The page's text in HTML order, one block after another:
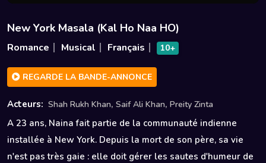
New York Masala (Kal Ho Naa HO)
Romance Musical Français 10+
REGARDE LA BANDE-ANNONCE
Acteurs: Shah Rukh Khan, Saif Ali Khan, Preity Zinta
A 23 ans, Naina fait partie de la communauté indienne
installée à New York. Depuis la mort de son père, sa vie
n'est pas très gaie : elle doit gérer les sautes d'humeur de